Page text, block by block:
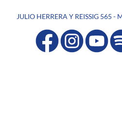
JULIO HERRERA Y REISSIG 565